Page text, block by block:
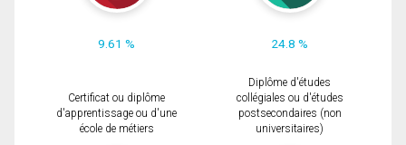
9.61 % 24.8 %
Certificat ou diplôme
d'apprentissage ou d'une
école de métiers
Diplôme d'études
collégiales ou d'études
postsecondaires (non
universitaires)